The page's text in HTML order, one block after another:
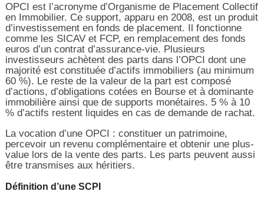
OPCI est l’acronyme d’Organisme de Placement Collectif
en Immobilier. Ce support, apparu en 2008, est un produit
d’investissement en fonds de placement. Il fonctionne
comme les SICAV et FCP, en remplacement des fonds
euros d’un contrat d’assurance-vie. Plusieurs
investisseurs achètent des parts dans l’OPCI dont une
majorité est constituée d’actifs immobiliers (au minimum
60 %). Le reste de la valeur de la part est composé
d’actions, d’obligations cotées en Bourse et à dominante
immobilière ainsi que de supports monétaires. 5 % à 10
% d’actifs restent liquides en cas de demande de rachat.
La vocation d’une OPCI : constituer un patrimoine,
percevoir un revenu complémentaire et obtenir une plus-
value lors de la vente des parts. Les parts peuvent aussi
être transmises aux héritiers.
Définition d’une SCPI